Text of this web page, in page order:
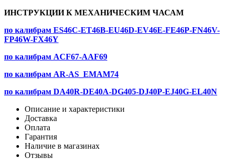
ИНСТРУКЦИИ К МЕХАНИЧЕСКИМ ЧАСАМ
по калибрам ES46C-ET46B-EU46D-EV46E-FE46P-FN46V-
FP46W-FX46Y
по калибрам ACF67-AAF69
по калибрам AR-AS_EMAM74
по калибрам DA40R-DE40A-DG405-DJ40P-EJ40G-EL40N
Описание и характеристики
Доставка
Оплата
Гарантия
Наличие в магазинах
Отзывы